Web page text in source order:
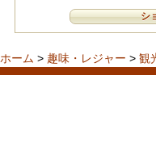
シ
ホーム > 趣味・レジャー > 観